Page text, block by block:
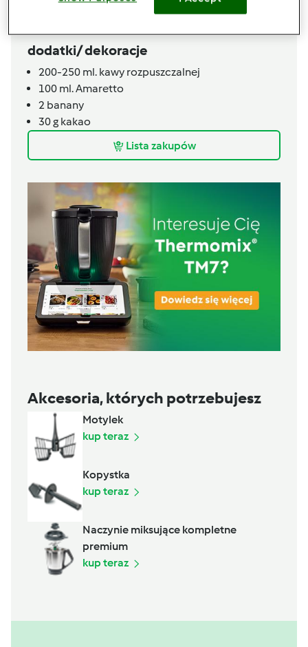
dodatki/ dekoracje
200-250 ml. kawy rozpuszczalnej
100 ml. Amaretto
2 banany
30g kakao
Lista zakupów
Akcesoria, których potrzebujesz
Motylek
kup teraz
Kopystka
kup teraz
Naczynie miksujące kompletne
premium
kup teraz